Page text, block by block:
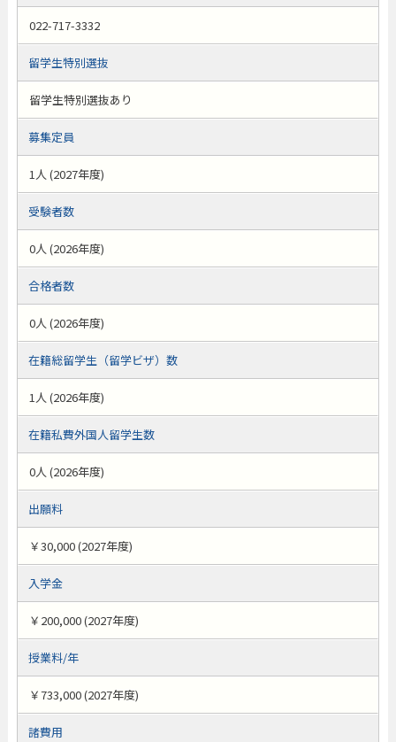
022-717-3332
留学生特別選抜
留学生特別選抜あり
募集定員
1人 (2027年度)
受験者数
0人 (2026年度)
合格者数
0人 (2026年度)
在籍総留学生（留学ビザ）数
1人 (2026年度)
在籍私費外国人留学生数
0人 (2026年度)
出願料
￥30,000 (2027年度)
入学金
￥200,000 (2027年度)
授業料/年
￥733,000 (2027年度)
諸費用